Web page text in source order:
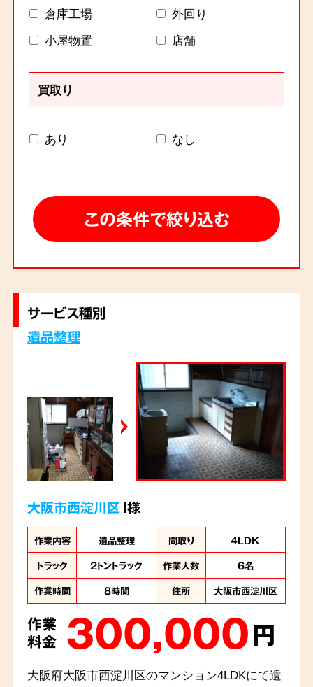
倉庫工場
外回り
小屋物置
店舗
買取り
あり なし
サービス種別
遺品整理
大阪市西淀川区I様
作業内容 遺品整理 間取り
4LDK
トラック
2トントラック 作業人数
6名
作業時間
8時間 住所 大阪市西淀川区
作業
料金 300,000円
大阪府大阪市西淀川区のマンション4LDKにて遺